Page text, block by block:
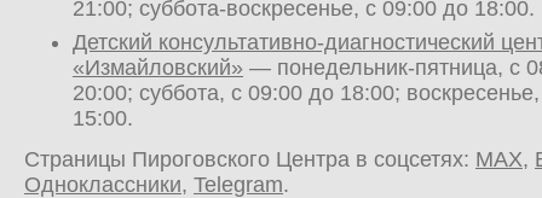
21:00; суббота-воскресенье, с 09:00 до 18:00.
Детский консультативно-диагностический
«Измайловский» — понедельник-пятница, с
20:00; суббота, с 09:00 до 18:00;
15:00.
Страницы Пироговского Центра в соцсетях: MAX,
Одноклассники, Telegram.